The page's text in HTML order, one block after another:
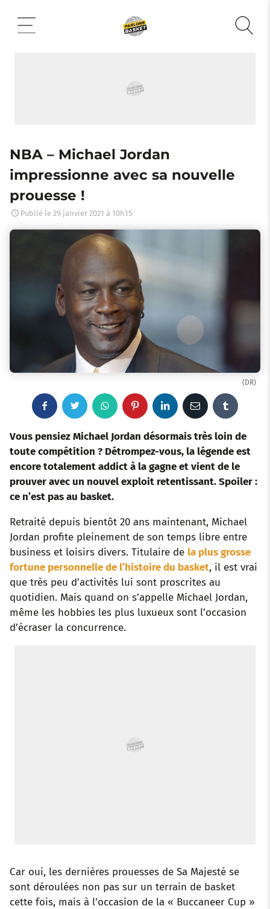
contenu
NBA – Michael Jordan
impressionne avec sa nouvelle
prouesse !
Publié le 29 janvier 2021 à 10h15
(DR)
c
e
o
k
w
i
t
e
r
W
h
a
t
p
p
P
n
t
e
s
t
n
k
I
n
E
m
a
i
m
b
r
Vous pensiez Michael Jordan désormais très loin de
toute compétition ? Détrompez-vous, la légendeest
encore totalement addict à la gagne et vient de le
prouver avec un nouvel exploit retentissant. Spoiler :
ce n’est pas au basket.
Retraité depuis bientôt 20 ans maintenant, Michael
Jordan profite pleinement de son temps libre entre
business et loisirs divers. Titulaire de la plus grosse
fortune personnelle de l’histoire du basket, il est vrai
que très peu d’activités lui sont proscrites au
quotidien. Mais quand on s’appelle Michael Jordan,
même les hobbies les plus luxueux sont l’occasion
d’écraser la concurrence.
Car oui, les dernières prouesses de Sa Majesté se
sont déroulées non pas sur un terrain de basket
cette fois, mais à l’occasion de la « Buccaneer Cup »